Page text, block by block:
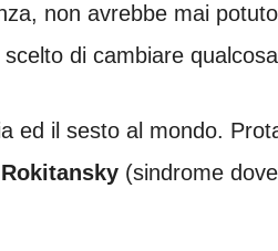
non avrebbe mai
di cambiare
ed il sesto al mondo.
(sindrome